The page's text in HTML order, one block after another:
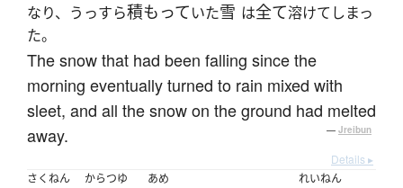
なり、うっすら積もっていた雪 は全て溶けてしまっ
た。
The snow that had been falling since the
morning eventually turned to rain mixed with
sleet, and all the snow on the ground had melted
away.
— Jreibun
Details ▸
さくねん
からつゆ あめ れいねん